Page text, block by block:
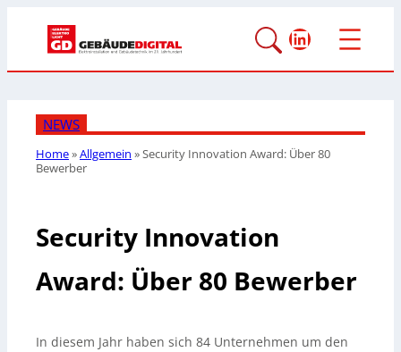
LinkedIn
NEWS
Home»Allgemein »Security Innovation Award: Über 80
Bewerber
Security Innovation
Award: Über 80 Bewerber
In diesem Jahr haben sich 84 Unternehmen um den